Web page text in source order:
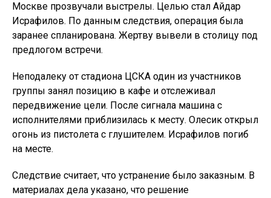
Москве прозвучали выстрелы. Целью стал Айдар
Исрафилов. По данным следствия, операция была
заранее спланирована. Жертву вывели в столицу под
предлогом встречи.
Неподалеку от стадиона ЦСКА один из участников
группы занял позицию в кафе и отслеживал
передвижение цели. После сигнала машина с
исполнителями приблизилась к месту. Олесик открыл
огонь из пистолета с глушителем. Исрафилов погиб
на месте.
Следствие считает, что устранение было заказным. В
материалах дела указано, что решение